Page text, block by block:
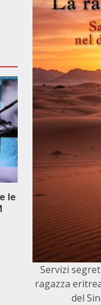
le
Servizi
ragazza
del